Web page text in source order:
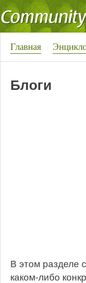
Главная
Блоги
В этом разделе
каком-либо